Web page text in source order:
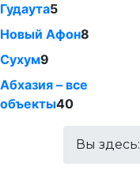
Гудаута5
Новый Афон8
Сухум9
Абхазия – все
объекты40
Вы здесь: